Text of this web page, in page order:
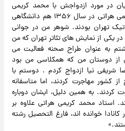
در مورد ازدواجش با محمد کریمی
هراتی گفت: «آقای محمد کریمی هراتی در سال ۱۳۵۶ هم دانشگاهی
تهران بودند. شوهر من در جوانی
یکی از نمایش های تئاتر تهران که من
به عنوان طراح صحنه فعالیت می
از دوستان من که همکلاسی من بود
شریفی نیا ازدواج کردم . دوستم با
کشور مهاجرت کردند، اما متاسفانه
کردند. به همین دلیل، ایشان دوباره
استاد محمد کریمی هراتی علاوه بر
خوانده اند، فارغ التحصیل رشته